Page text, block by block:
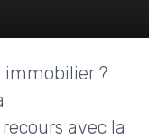
immobilier ?
avec la